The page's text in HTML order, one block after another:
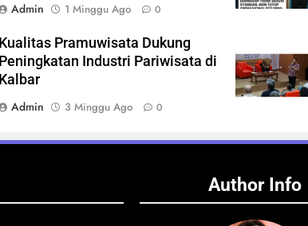
Admin
1 Minggu Ago 0
Kualitas Pramuwisata Dukung
Peningkatan Industri Pariwisata di
Kalbar
Admin
3 Minggu Ago 0
Author Info